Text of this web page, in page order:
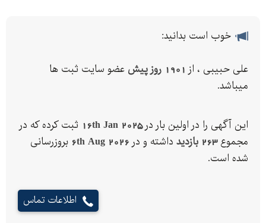
خوب است بدانید:
علی حبیبی ، از 1901 روز پیش
عضو سایت ثبت ها
میباشد.
این آگهی را در اولین بار در16th Jan 2025 ثبت کرده که در
مجموع263 بازدید داشته و در 6th Aug 2026 بروزرسانی
شده است.
اطلاعات تماس